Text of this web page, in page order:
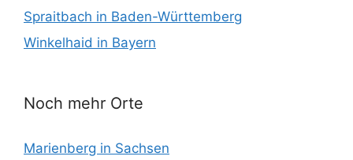
Spraitbach in Baden-Württemberg
Winkelhaid in Bayern
Noch mehr Orte
Marienberg in Sachsen